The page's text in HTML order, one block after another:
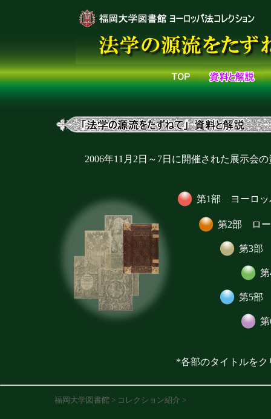
2006年11月2日～7日に開催された展示会
第1部 ヨーロッ
第2部 ロー
第3部
第5部
*各部のタイトルを
福岡大学図書館 > コレクション紹介 >